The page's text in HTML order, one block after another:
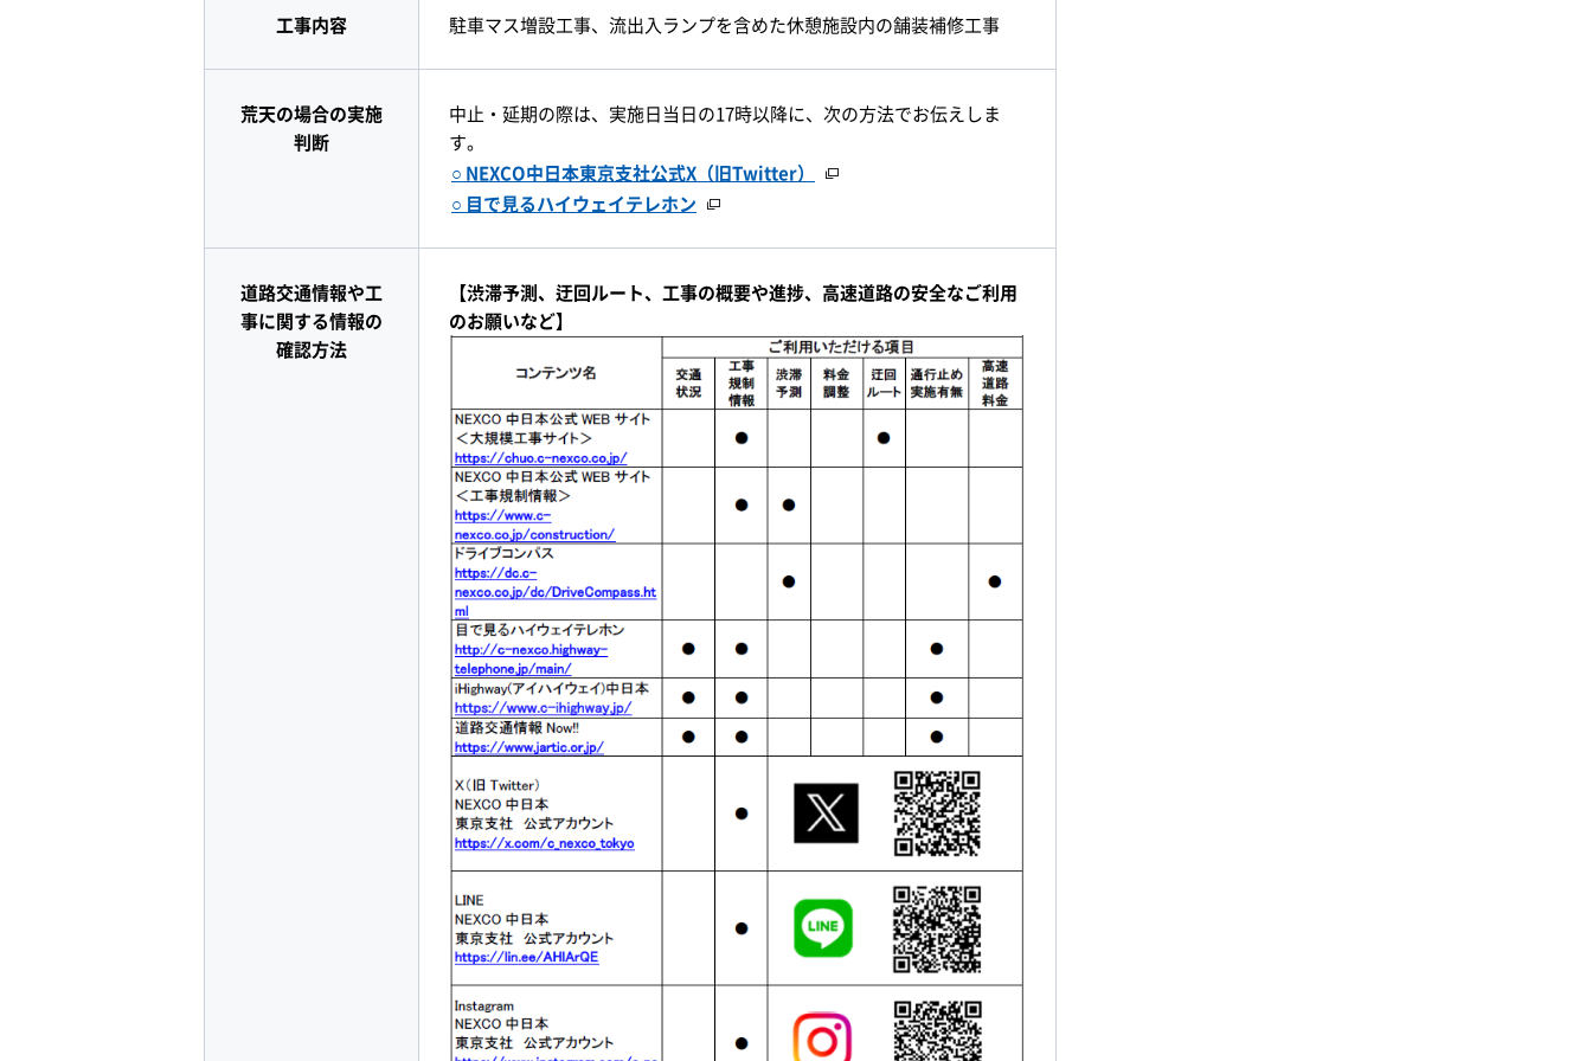
工事内容 駐車マス増設工事、流出入ランプを含めた休憩施設内の舗装補修工事
荒天の場合の実施
判断
中止・延期の際は、実施日当日の17時以降に、次の方法でお伝えしま
す。
○ NEXCO中日本東京支社公式X（旧Twitter）
○ 目で見るハイウェイテレホン
道路交通情報や工
事に関する情報の
確認方法
【渋滞予測、迂回ルート、工事の概要や進捗、高速道路の安全なご利用
のお願いなど】